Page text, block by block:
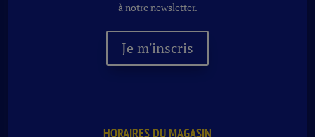
à notre newsletter.
Je m'inscris
HORAIRES DU MAGASIN